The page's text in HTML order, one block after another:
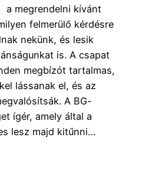
a megrendelni kívánt
felmerülő kérdésre
nekünk, és lesik
is. A csapat
megbízót tartalmas,
lássanak el, és az
A BG-
ígér, amely által a
lesz majd kitűnni…